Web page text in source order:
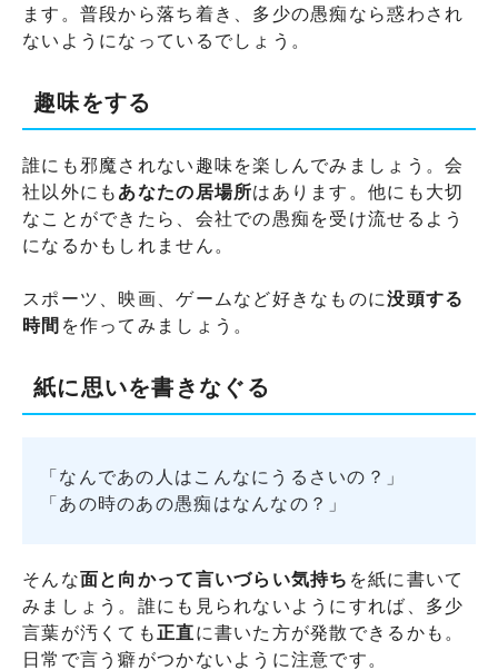
ます。普段から落ち着き、多少の愚痴なら惑わされ
ないようになっているでしょう。
趣味をする
誰にも邪魔されない趣味を楽しんでみましょう。会
社以外にも あなたの居場所はあります。他にも大切
なことができたら、会社での愚痴を受け流せるよう
になるかもしれません。
スポーツ、映画、ゲームなど好きなものに没頭する
時間 を作ってみましょう。
紙に思いを書きなぐる
「なんであの人はこんなにうるさいの？」
「あの時のあの愚痴はなんなの？」
そんな面と向かって言いづらい気持ち を紙に書いて
みましょう。誰にも見られないようにすれば、多少
言葉が汚くても 正直に書いた方が発散できるかも。
日常で言う癖がつかないように注意です。